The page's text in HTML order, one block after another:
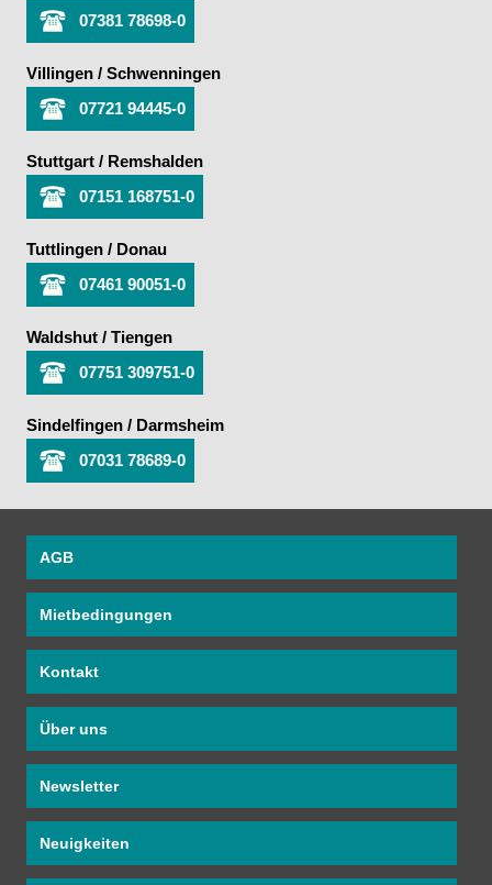
07381 78698-0
Villingen / Schwenningen
07721 94445-0
Stuttgart / Remshalden
07151 168751-0
Tuttlingen / Donau
07461 90051-0
Waldshut / Tiengen
07751 309751-0
Sindelfingen / Darmsheim
07031 78689-0
AGB
Mietbedingungen
Kontakt
Über uns
Newsletter
Neuigkeiten